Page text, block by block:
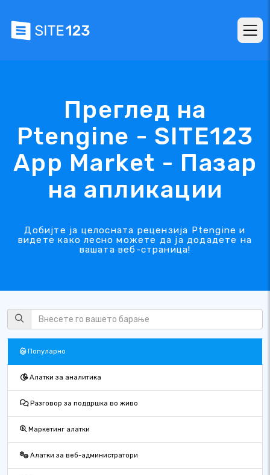
Преглед на
Ptengine - SITE123
App Market - Пазар
на апликации
Добијте ја целосната рецензија Ptengine и
видете како лесно можете да ја додадете на
вашата веб-страница!
Популарно
Алатки за аналитика
Разговор за поддршка во живо
Маркетинг алатки
Алатки за веб-администратори